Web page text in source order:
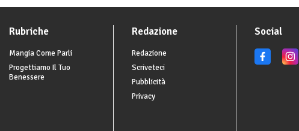
Rubriche
Mangia Come Parli
Progettiamo Il Tuo
Benessere
Redazione
Redazione
Scriveteci
Pubblicità
Privacy
Social